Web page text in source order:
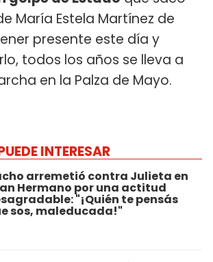
María Estela Martínez de
presente este día y
todos los años se lleva a
en la Palza de Mayo.
INTERESAR
arremetió contra Julieta en
Hermano por una actitud
"¡Quién te pensás
sos, maleducada!"